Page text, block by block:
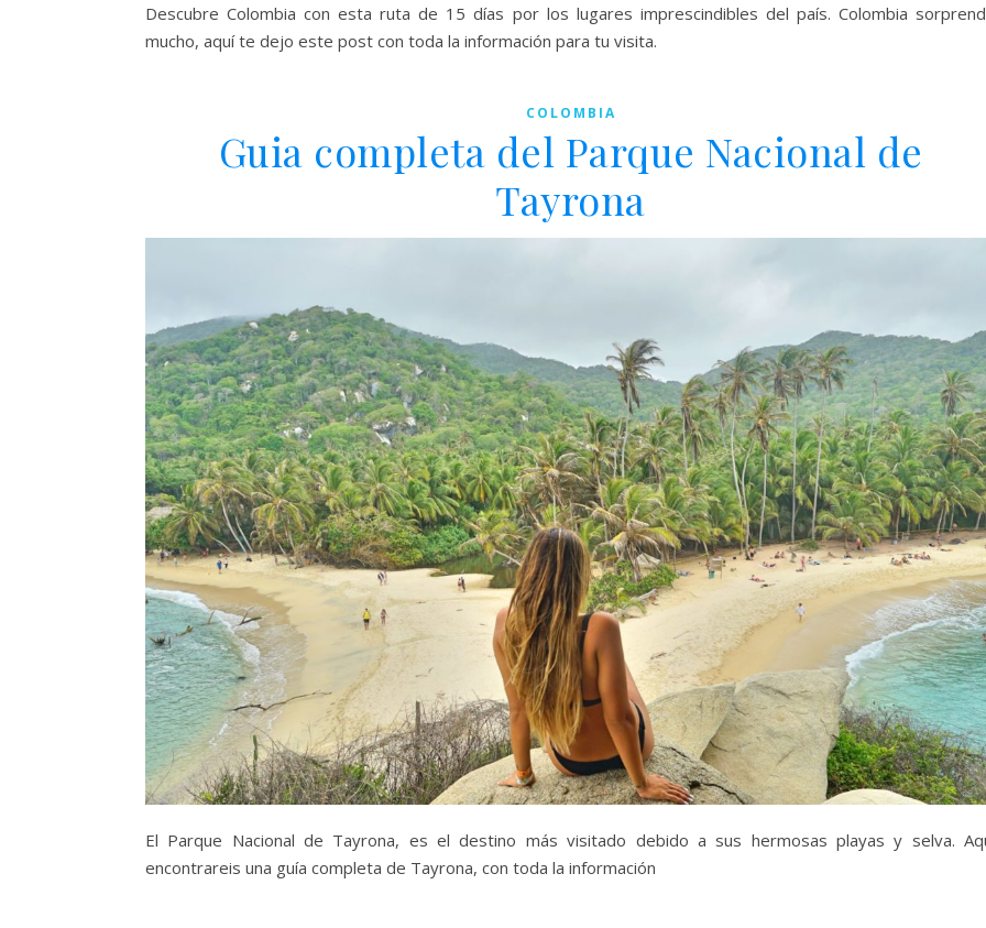
Descubre Colombia con esta ruta de 15 días por los lugares imprescindibles del país. Colombia
mucho, aquí te dejo este post con toda la información para tu visita.
COLOMBIA
Guia completa del Parque Nacional de
Tayrona
El Parque Nacional de Tayrona, es el destino más visitado debido a sus hermosas playas y selva.
encontrareis una guía completa de Tayrona, con toda la información